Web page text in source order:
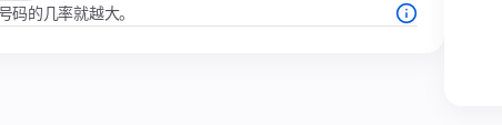
的几率就越大。